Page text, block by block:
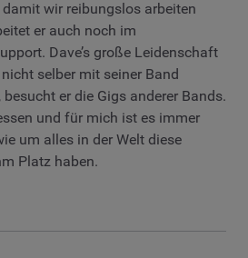
wir reibungslos arbeiten
er auch noch im
Dave’s große Leidenschaft
selber mit seiner Band
er die Gigs anderer Bands.
und für mich ist es immer
um alles in der Welt diese
Platz haben.